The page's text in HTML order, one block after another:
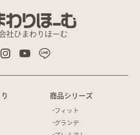
社ひまわりほーむ
商品シリーズ
フィット
グランデ